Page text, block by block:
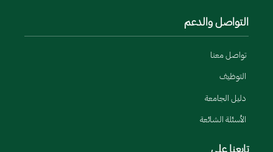
التواصل والدعم
تواصل معنا
التوظيف
دليل الجامعة
الأسئلة الشائعة
تابعنا على